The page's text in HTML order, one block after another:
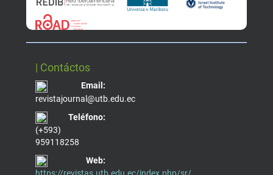
| Contáctos
Email:
revistajournal@utb.edu.ec
Teléfono:
(+593)
959118258
Web: